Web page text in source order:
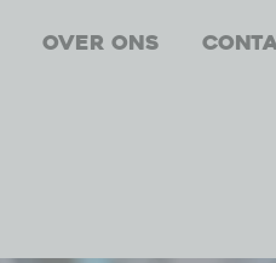
Over ons